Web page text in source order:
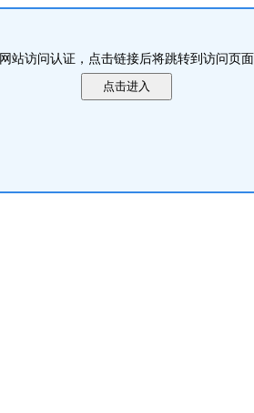
网站访问认证，点击链接后将跳转到访问页面